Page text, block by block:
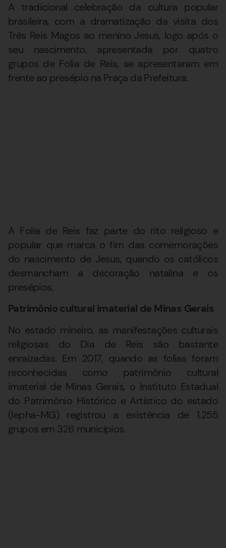
A tradicional celebração da cultura popular
brasileira, com a dramatização da visita dos
Três Reis Magos ao menino Jesus, logo após o
seu nascimento, apresentada por quatro
grupos de Folia de Reis, se apresentaram em
frente ao presépio na Praça da Prefeitura.
A Folia de Reis faz parte do rito religioso e
popular que marca o fim das comemorações
do nascimento de Jesus, quando os católicos
desmancham a decoração natalina e os
presépios.
Patrimônio cultural imaterial de Minas Gerais
No estado mineiro, as manifestações culturais
religiosas do Dia de Reis são bastante
enraizadas. Em 2017, quando as folias foram
reconhecidas como patrimônio cultural
imaterial de Minas Gerais, o Instituto Estadual
do Patrimônio Histórico e Artístico do estado
(Iepha-MG) registrou a existência de 1.255
grupos em 326 municípios.